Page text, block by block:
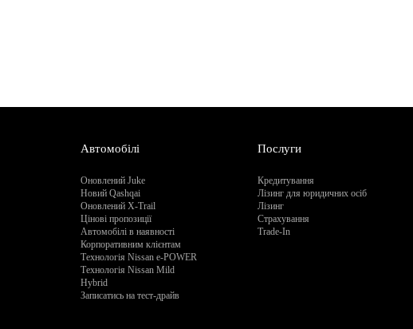
Автомобілі
Оновлений Juke
Новий Qashqai
Оновлений X-Trail
Цінові пропозиції
Автомобілі в наявності
Корпоративним клієнтам
Технологія Nissan e-POWER
Технологія Nissan Mild
Hybrid
Записатись на тест-драйв
Послуги
Кредитування
Лізинг для юридичних осіб
Лізинг
Страхування
Trade-In